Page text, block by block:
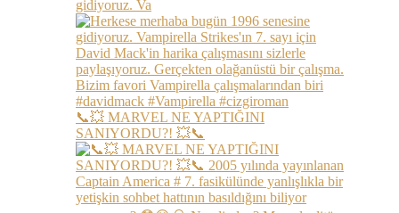
gidiyoruz. Va
📞💥 MARVEL NE YAPTIĞINI
SANIYORDU?! 💥📞